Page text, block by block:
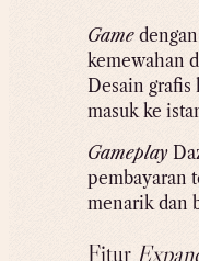
Game
kemewahan
Desain
masuk ke
Gameplay
pembayaran
menarik dan
Fitur